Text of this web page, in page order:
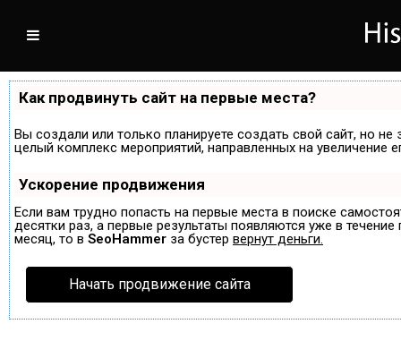
Как продвинуть сайт на первые места?
Вы создали или только планируете создать свой сайт, но
целый комплекс мероприятий, направленных на
Ускорение продвижения
Если вам трудно попасть на первые места в поиске
десятки раз, а первые результаты появляются уже в
месяц, то в SeoHammer за бустер вернут деньги.
Начать продвижение сайта